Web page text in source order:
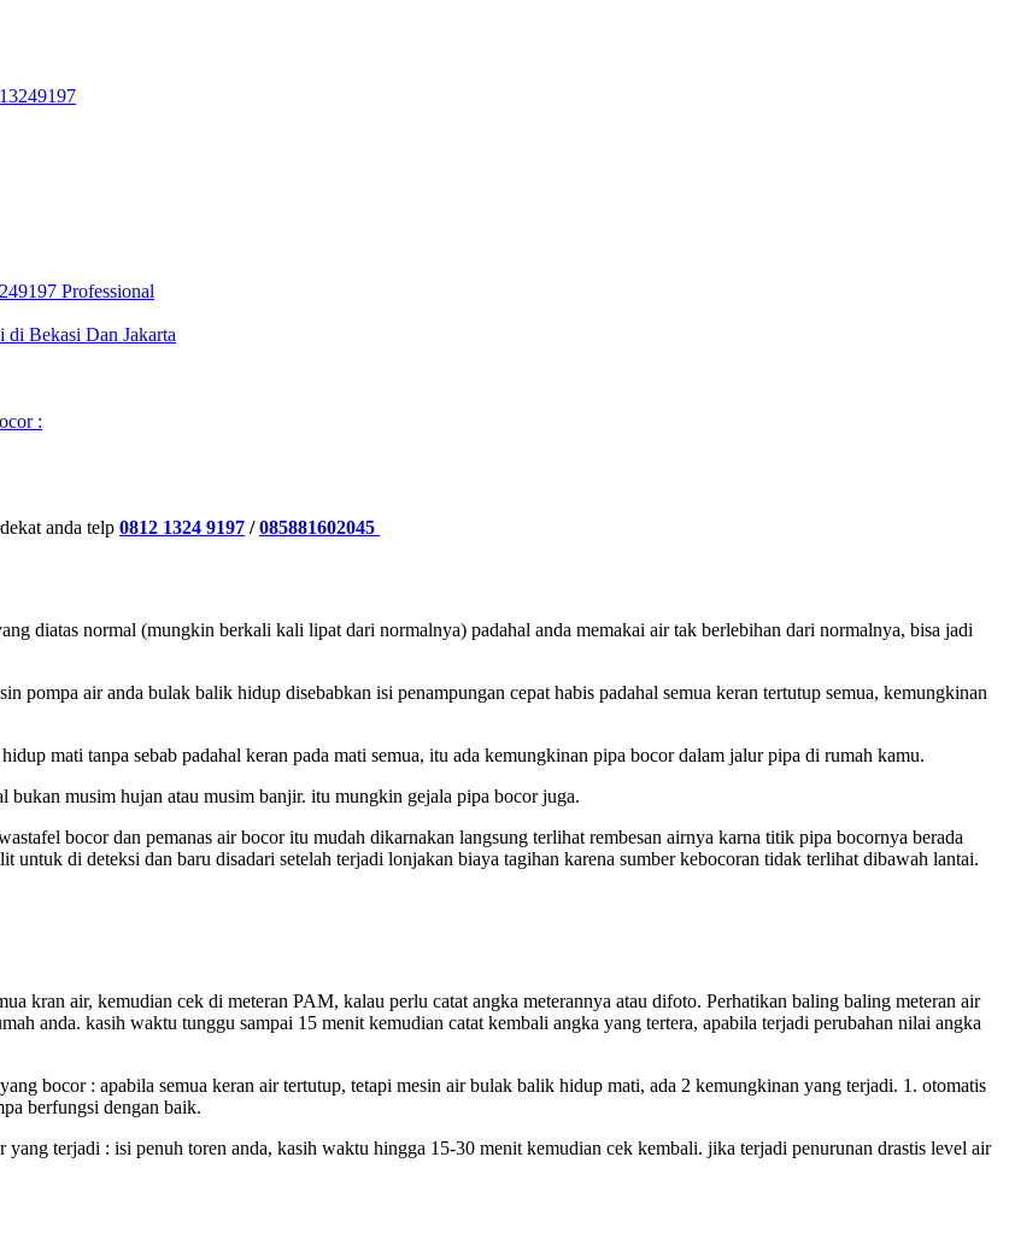
Professional
di Bekasi Dan Jakarta
:
anda telp 0812 1324 9197 /085881602045
diatas normal (mungkin berkali kali lipat dari normalnya) padahal anda memakai air tak berlebihan dari normalnya, bisa jadi
pompa air anda bulak balik hidup disebabkan isi penampungan cepat habis padahal semua keran tertutup semua, kemungkinan
mati tanpa sebab padahal keran pada mati semua, itu ada kemungkinan pipa bocor dalam jalur pipa di rumah kamu.
bukan musim hujan atau musim banjir. itu mungkin gejala pipa bocor juga.
bocor dan pemanas air bocor itu mudah dikarnakan langsung terlihat rembesan airnya karna titik pipa bocornya berada
di deteksi dan baru disadari setelah terjadi lonjakan biaya tagihan karena sumber kebocoran tidak terlihat dibawah lantai.
kran air, kemudian cek di meteran PAM, kalau perlu catat angka meterannya atau difoto. Perhatikan baling baling meteran air
anda. kasih waktu tunggu sampai 15 menit kemudian catat kembali angka yang tertera, apabila terjadi perubahan nilai angka
bocor : apabila semua keran air tertutup, tetapi mesin air bulak balik hidup mati, ada 2 kemungkinan yang terjadi. 1. otomatis
berfungsi dengan baik.
terjadi : isi penuh toren anda, kasih waktu hingga 15-30 menit kemudian cek kembali. jika terjadi penurunan drastis level air